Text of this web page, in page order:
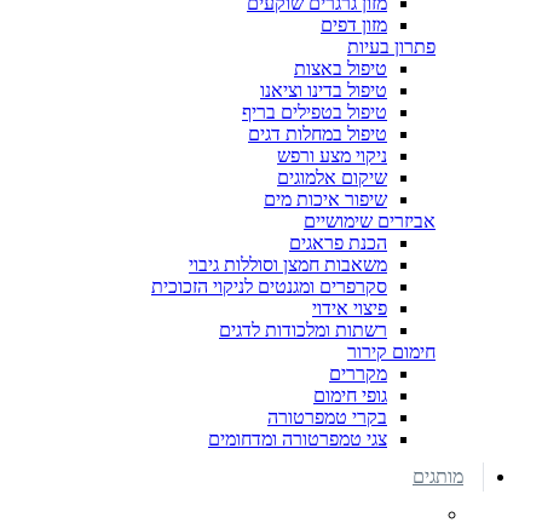
מזון דפים
פתרון בעיות
טיפול באצות
טיפול בדינו וציאנו
טיפול בטפילים בריף
טיפול במחלות דגים
ניקוי מצע ורפש
שיקום אלמוגים
שיפור איכות מים
אביזרים שימושיים
הכנת פראגים
משאבות חמצן וסוללות גיבוי
סקרפרים ומגנטים לניקוי הזכוכית
פיצוי אידוי
רשתות ומלכודות לדגים
חימום קירור
מקררים
גופי חימום
בקרי טמפרטורה
צגי טמפרטורה ומדחומים
מותגים